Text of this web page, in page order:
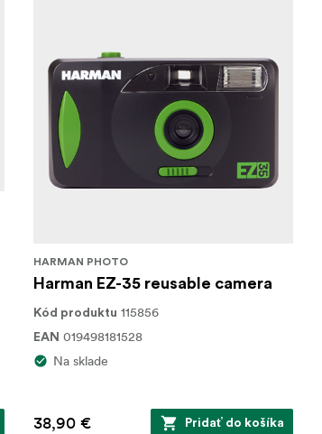
HARMAN PHOTO
Harman EZ-35 reusable camera
Kód produktu 115856
EAN 019498181528
Na sklade
38,90 € Pridať do košíka